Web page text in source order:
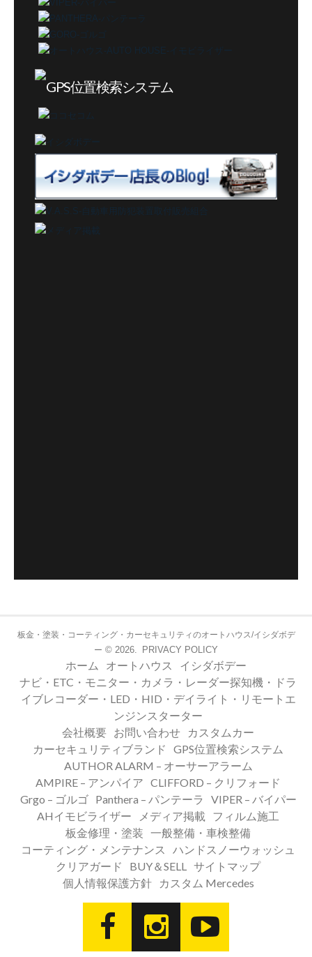
板金・塗装・コーティング・カーセキュリティのオートハウス/イシダボデ
ー © 2026. PRIVACY POLICY
ホーム オートハウス
イシダボデー
ナビ・ETC・モニター・カメラ・レーダー探知機・ドラ
イブレコーダー・LED・HID・デイライト・リモートエ
ンジンスターター
会社概要
お問い合わせ
カスタムカー
カーセキュリティブランド
GPS位置検索システム
AUTHOR ALARM – オーサーアラーム
AMPIRE – アンパイア CLIFFORD – クリフォード
Grgo – ゴルゴ
Panthera – パンテーラ
VIPER – バイパー
AHイモビライザー
メディア掲載
フィルム施工
板金修理・塗装 一般整備・車検整備
コーティング・メンテナンス
ハンドスノーウォッシュ
クリアガード
BUY＆SELL
サイトマップ
個人情報保護方針
カスタム Mercedes